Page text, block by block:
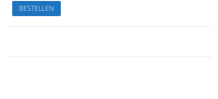
Knoepertje
de
kabouterdie
SmuldersStem:
BESTELLEN